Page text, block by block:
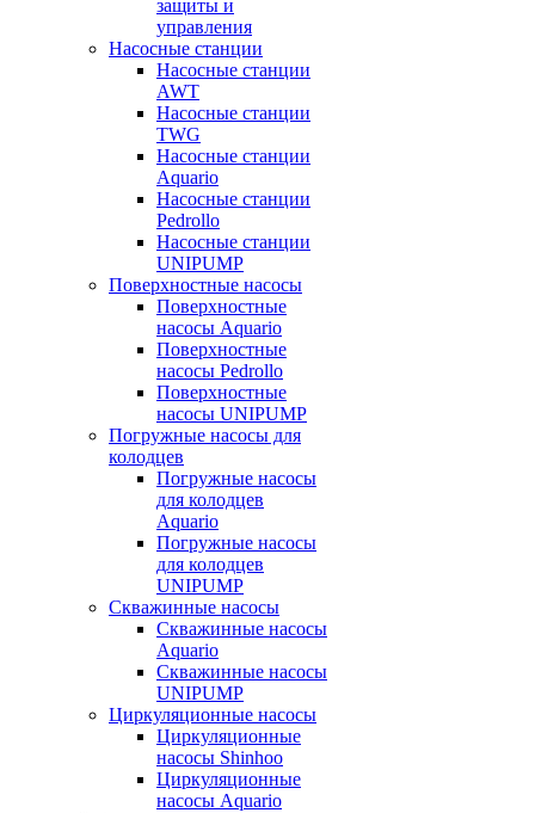
защиты и
управления
Насосные станции
Насосные станции
AWT
Насосные станции
TWG
Насосные станции
Aquario
Насосные станции
Pedrollo
Насосные станции
UNIPUMP
Поверхностные насосы
Поверхностные
насосы Aquario
Поверхностные
насосы Pedrollo
Поверхностные
насосы UNIPUMP
Погружные насосы для
колодцев
Погружные насосы
для колодцев
Aquario
Погружные насосы
для колодцев
UNIPUMP
Скважинные насосы
Скважинные насосы
Aquario
Скважинные насосы
UNIPUMP
Циркуляционные насосы
Циркуляционные
насосы Shinhoo
Циркуляционные
насосы Aquario